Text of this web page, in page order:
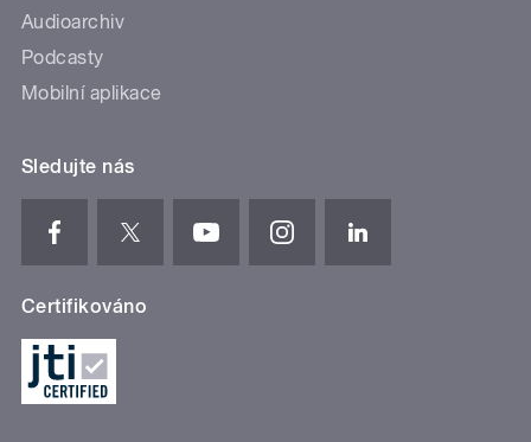
Audioarchiv
Podcasty
Mobilní aplikace
Sledujte nás
Certifikováno